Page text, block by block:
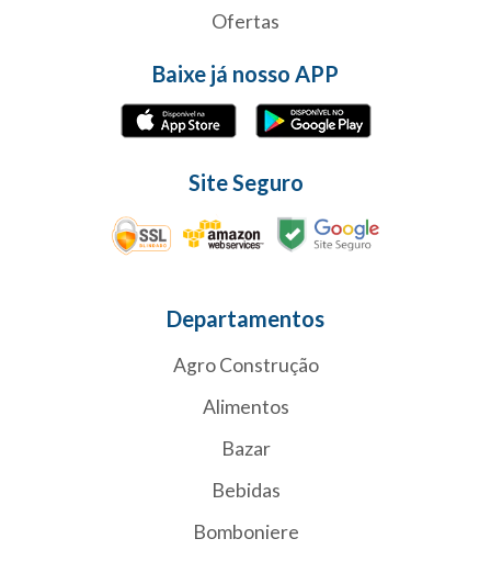
Ofertas
Baixe já nosso APP
Site Seguro
Departamentos
Agro Construção
Alimentos
Bazar
Bebidas
Bomboniere